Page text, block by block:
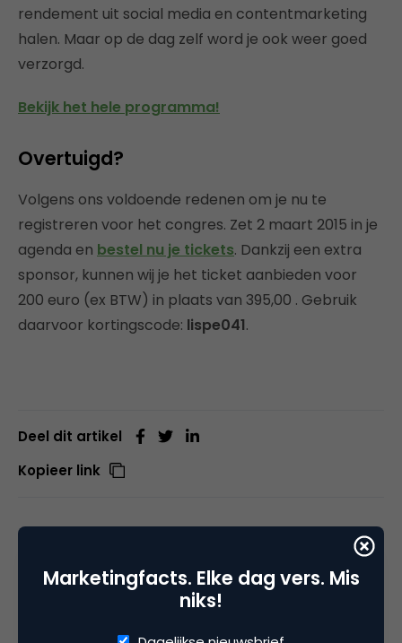
rendement uit social media en contentmarketing
halen. Maar op de dag zelf word je ook weer goed
verzorgd.
Bekijk het hele programma!
Overtuigd?
Volgens ons voldoende redenen om je nu te
registreren voor het congres. Zet 2 maart 2015 in je
agenda en bestel nu je tickets. Dankzij een extra
sponsor, kunnen wij je het ticket aanbieden voor
200 euro (ex BTW) in plaats van 395,00 . Gebruik
daarvoor kortingscode: lispe041.
Deel dit artikel
Kopieer link
Trainer en consultant bij Next
Business Academy B.V. /
Knackpunkt.nl
Marketingfacts. Elke dag vers. Mis
niks!